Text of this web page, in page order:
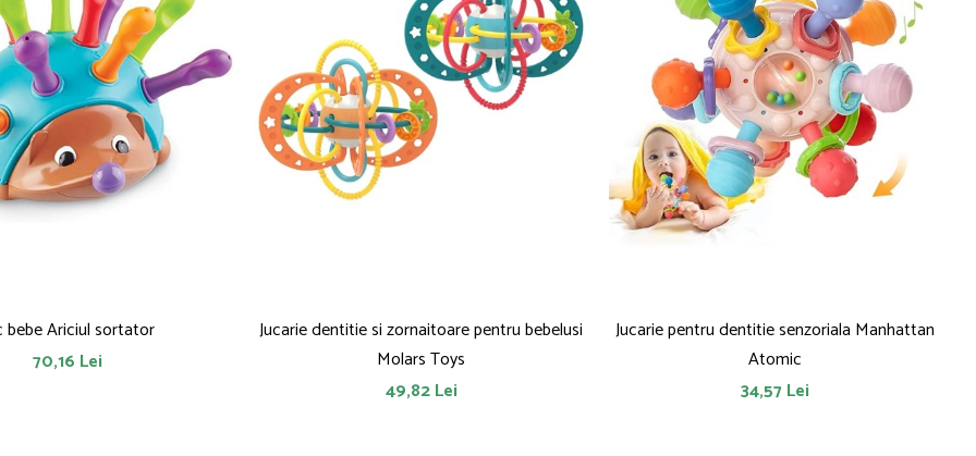
bebe Ariciul sortator
70,16 Lei
Jucarie dentitie si zornaitoare pentru bebelusi
Molars Toys
49,82 Lei
Jucarie pentru dentitie senzoriala Manhattan
Atomic
34,57 Lei